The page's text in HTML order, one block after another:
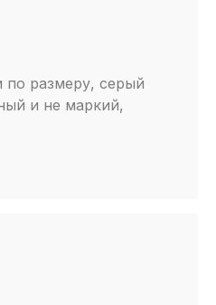
размеру, серый
и не маркий,